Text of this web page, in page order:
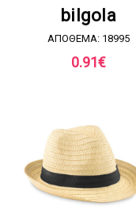
bilgola
ΑΠΟΘΕΜΑ: 18995
0.91€